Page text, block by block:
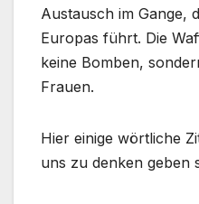
Austausch im Gange,
Europas führt. Die
keine Bomben,
Frauen.
Hier einige wörtliche
uns zu denken geben